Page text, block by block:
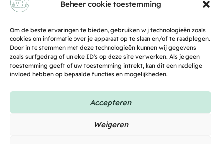
Beheer cookie toestemming
Om de beste ervaringen te bieden, gebruiken wij technologieën zoals
cookies om informatie over je apparaat op te slaan en/of te raadplegen.
Door in te stemmen met deze technologieën kunnen wij gegevens
zoals surfgedrag of unieke ID's op deze site verwerken. Als je geen
toestemming geeft of uw toestemming intrekt, kan dit een nadelige
invloed hebben op bepaalde functies en mogelijkheden.
Accepteren
Weigeren
De vloer als basis van je
woonstijl: zo kies je PVC die
bij jouw interieur past
30 juni 2026
Bij het inrichten van een huis gaat de meeste
aandacht vaak naar de bank, de kleur op de muur of